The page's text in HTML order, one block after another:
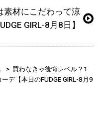
素材にこだわって涼
GIRL-8月8日】
買わなきゃ後悔レベル？1
デ【本日のFUDGE GIRL-8月9